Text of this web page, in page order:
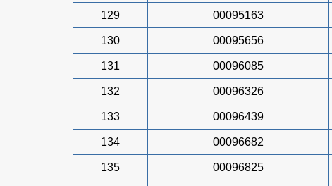
129 00095163
130 00095656
131 00096085
132 00096326
133 00096439
134 00096682
135 00096825